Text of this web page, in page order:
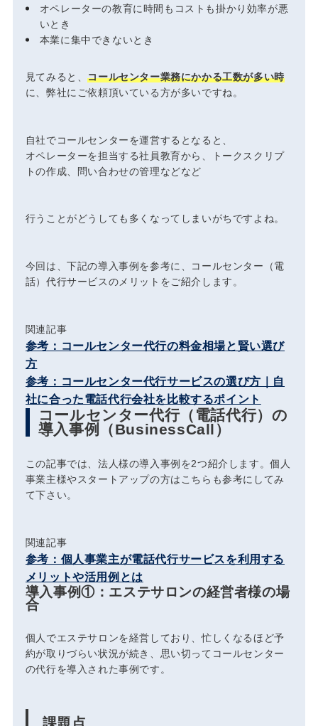
オペレーターの教育に時間もコストも掛かり効率が悪
いとき
本業に集中できないとき
見てみると、コールセンター業務にかかる工数が多い時
に、弊社にご依頼頂いている方が多いですね。
自社でコールセンターを運営するとなると、
オペレーターを担当する社員教育から、トークスクリプ
トの作成、問い合わせの管理などなど
行うことがどうしても多くなってしまいがちですよね。
今回は、下記の導入事例を参考に、コールセンター（電
話）代行サービスのメリットをご紹介します。
関連記事
参考：コールセンター代行の料金相場と賢い選び
方
参考：コールセンター代行サービスの選び方｜自
社に合った電話代行会社を比較するポイント
コールセンター代行（電話代行）の
導入事例（BusinessCall）
この記事では、法人様の導入事例を2つ紹介します。個人
事業主様やスタートアップの方はこちらも参考にしてみ
て下さい。
関連記事
参考：個人事業主が電話代行サービスを利用する
メリットや活用例とは
導入事例①：エステサロンの経営者様の場
合
個人でエステサロンを経営しており、忙しくなるほど予
約が取りづらい状況が続き、思い切ってコールセンター
の代行を導入された事例です。